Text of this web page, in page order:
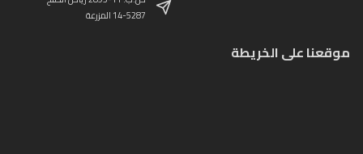
14-5287 المزرعة
موقعنا على الخريطة